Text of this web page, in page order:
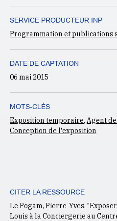
SERVICE PRODUCTEUR INP
Programmation et publications
DATE DE CAPTATION
06 mai 2015
MOTS-CLÉS
Exposition temporaire, Agent
Conception de l'exposition
CITER LA RESSOURCE
Le Pogam, Pierre-Yves,
Louis à la Conciergerie au